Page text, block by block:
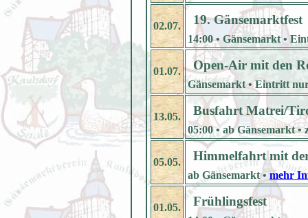
02.07. 19. Gänsemarktfest
14:00 • Gänsemarkt •
01.07. Open-Air mit den
Gänsemarkt • Eintritt
13.05. Busfahrt Matrei/
05:00 • ab Gänsemarkt •
05.05. Himmelfahrt mit
ab Gänsemarkt •mehr
01.05. Frühlingsfest